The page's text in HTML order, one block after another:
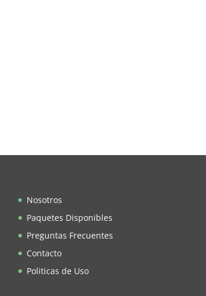
Nosotros
Paquetes Disponibles
Preguntas Frecuentes
Contacto
Politicas de Uso